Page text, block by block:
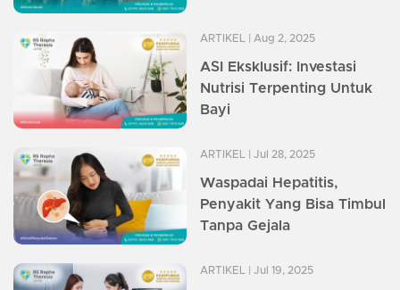
ARTIKEL | Aug 2, 2025
ASI Eksklusif: Investasi
Nutrisi Terpenting Untuk
Bayi
ARTIKEL | Jul 28, 2025
Waspadai Hepatitis,
Penyakit Yang Bisa Timbul
Tanpa Gejala
ARTIKEL | Jul 19, 2025